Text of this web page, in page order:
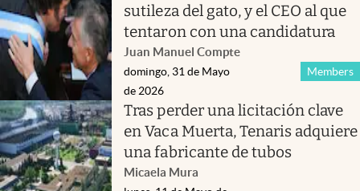
sutileza del gato, y el CEO al que
tentaron con una candidatura
Juan Manuel Compte
Members
domingo, 31 de Mayo
de 2026
Tras perder una licitación clave
en Vaca Muerta, Tenaris adquiere
una fabricante de tubos
Micaela Mura